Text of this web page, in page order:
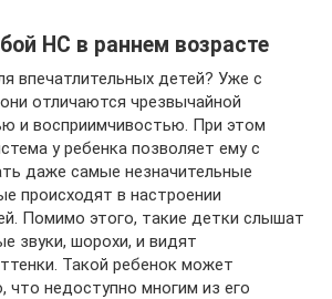
НС в раннем возрасте
впечатлительных детей? Уже с
отличаются чрезвычайной
и восприимчивостью. При этом
у ребенка позволяет ему с
даже самые незначительные
происходят в настроении
Помимо этого, такие детки слышат
звуки, шорохи, и видят
Такой ребенок может
что недоступно многим из его